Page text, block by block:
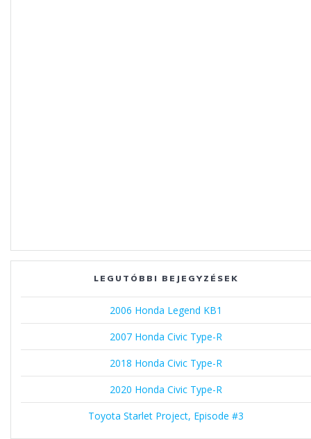
LEGUTÓBBI BEJEGYZÉSEK
2006 Honda Legend KB1
2007 Honda Civic Type-R
2018 Honda Civic Type-R
2020 Honda Civic Type-R
Toyota Starlet Project, Episode #3